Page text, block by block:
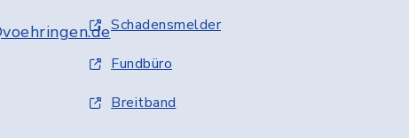
Schadensmelder
Fundbüro
Breitband